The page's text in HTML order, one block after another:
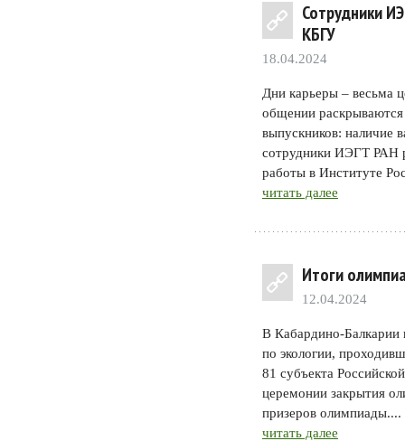
Сотрудники
КБГУ
18.04.2024
Дни карьеры – весьма
общении раскрываются
выпускников: наличие
сотрудники ИЭГТ РАН
работы в Институте
читать далее
Итоги
12.04.2024
В Кабардино-Балкарии
по экологии,
81 субъекта
церемонии закрытия
призеров олимпиады....
читать далее